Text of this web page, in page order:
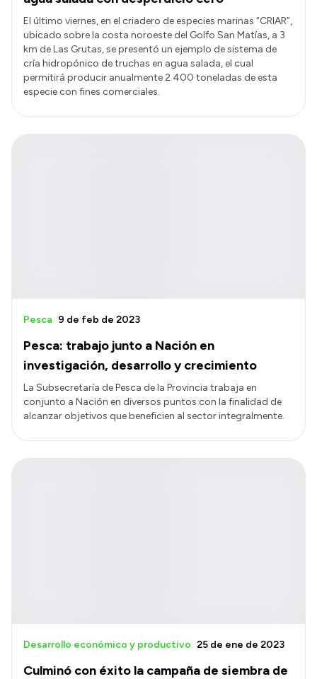
El último viernes, en el criadero de especies marinas “CRIAR”,
ubicado sobre la costa noroeste del Golfo San Matías, a 3
km de Las Grutas, se presentó un ejemplo de sistema de
cría hidropónico de truchas en agua salada, el cual
permitirá producir anualmente 2.400 toneladas de esta
especie con fines comerciales.
Pesca: trabajo junto a Nación en
investigación, desarrollo y crecimiento
Pesca 9 de feb de 2023
La Subsecretaría de Pesca de la Provincia trabaja en
conjunto a Nación en diversos puntos con la finalidad de
alcanzar objetivos que beneficien al sector integralmente.
Culminó con éxito la campaña de siembra de
Desarrollo económico y productivo 25 de ene de 2023